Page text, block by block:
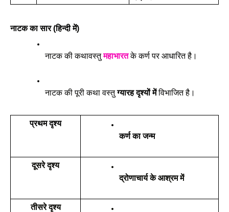
नाटक का सार (हिन्दी में)
नाटक की कथावस्तु महाभारत के कर्ण पर आधारित है।
नाटक की पूरी कथा वस्तु ग्यारह दृश्यों में विभाजित है।
प्रथम दृश्य
कर्ण का जन्म
दूसरे दृश्य
द्रोणाचार्य के आश्रम में
तीसरे दृश्य